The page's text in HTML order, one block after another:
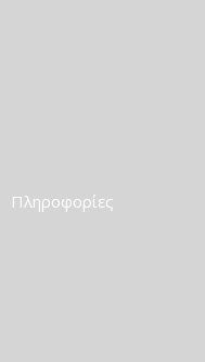
Πληροφορίες